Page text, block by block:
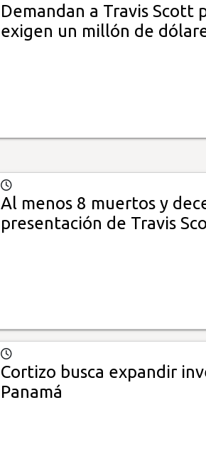
Demandan a Travis Scott
exigen un millón de
Al menos 8 muertos y
presentación de Travis
Cortizo busca expandir
Panamá